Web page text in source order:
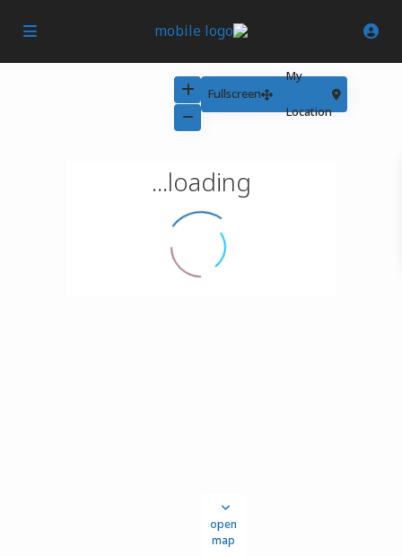
loading...
open
map
My
Location
Fullscreen